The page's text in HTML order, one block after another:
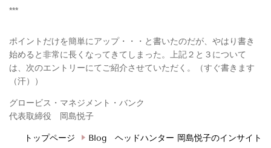
***
ポイントだけを簡単にアップ・・・と書いたのだが、やはり書き
始めると非常に長くなってきてしまった。上記２と３について
は、次のエントリーにてご紹介させていただく。（すぐ書きます
（汗））
グロービス・マネジメント・バンク
代表取締役 岡島悦子
トップページ Blog ヘッドハンター 岡島悦子のインサイト